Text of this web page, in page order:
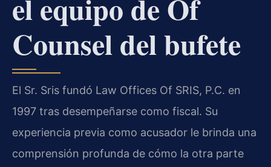
Counsel del bufete
El Sr. Sris fundó Law Offices Of SRIS, P.C. en
1997 tras desempeñarse como fiscal. Su
experiencia previa como acusador le brinda una
comprensión profunda de cómo la otra parte